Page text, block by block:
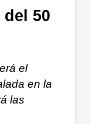
50
el
en la
las